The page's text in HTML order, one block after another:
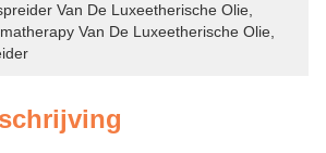
Van De Luxeetherische Olie
Van De Luxeetherische Olie